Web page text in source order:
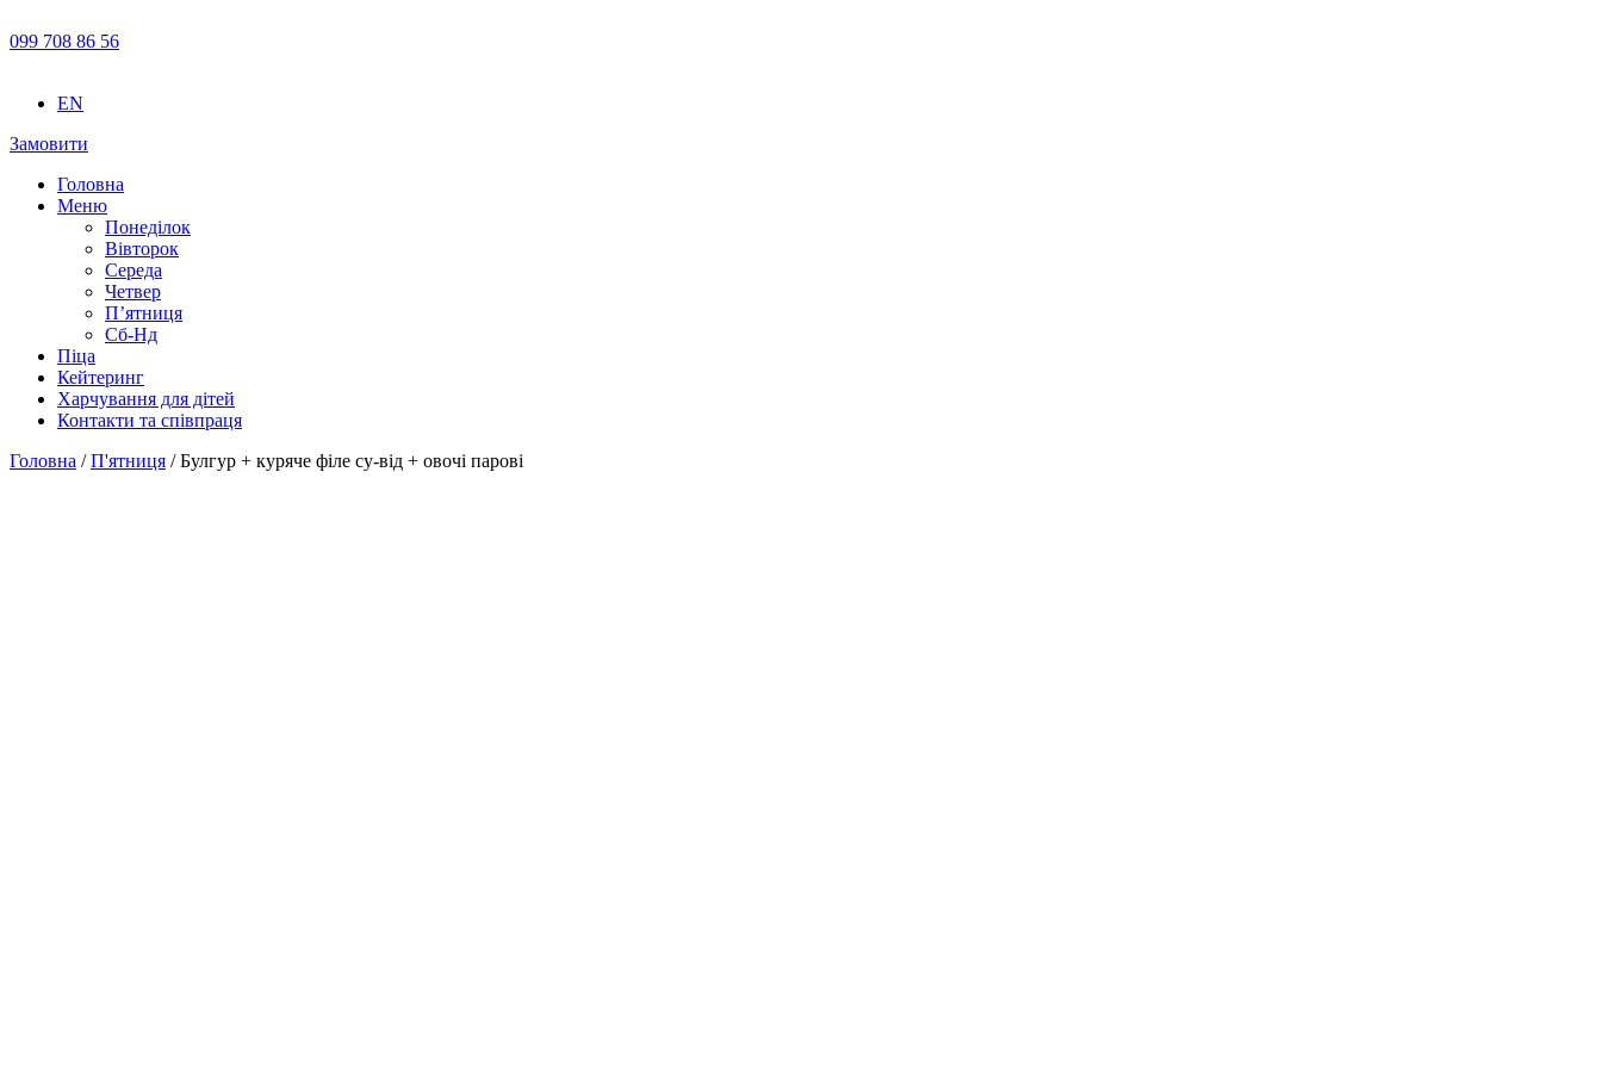
099 708 86 56
EN
Замовити
Головна
Меню
Понеділок
Вівторок
Середа
Четвер
П’ятниця
Сб-Нд
Піца
Кейтеринг
Харчування для дітей
Контакти та співпраця
Головна /П'ятниця / Булгур + куряче філе су-від + овочі парові